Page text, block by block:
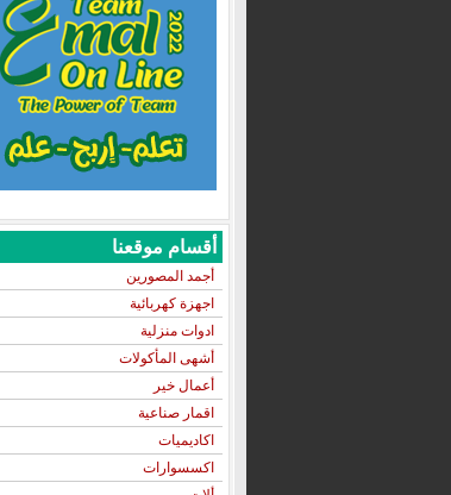
أقسام موقعنا
أجمد المصورين
اجهزة كهربائية
ادوات منزلية
أشهى المأكولات
أعمال خير
اقمار صناعية
اكاديميات
اكسسوارات